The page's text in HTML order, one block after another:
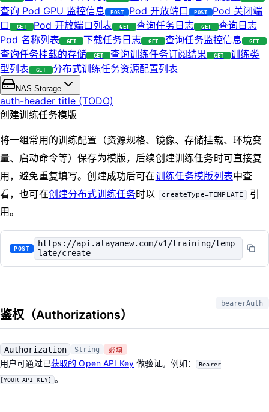
查询 Pod GPU 监控信息 POST Pod 开放端口 POST
Pod 关闭端
口
GET Pod 开放端口列表 GET 查询任务日志 GET
查询日志
Pod 名称列表
GET 下载任务日志 GET 查询任务监控信息 GET
查询任务挂载的存储 GET 查询训练任务订阅结果 GET
训练类
型列表
GET 分布式训练任务资源配置列表
NAS Storage
auth-header title (TODO)
创建训练任务模版
将一组常用的训练配置（资源规格、镜像、存储挂载、环境变
量、启动命令等）保存为模版，后续创建训练任务时可直接复
用，避免重复填写。创建成功后可在训练任务模版列表中查
看，也可在创建分布式训练任务时以 createType=TEMPLATE 引
用。
POST
https://api.alayanew.com/v1/training/temp
late/create
鉴权（Authorizations）
bearerAuth
Authorization String 必填
用户可通过已获取的 Open API Key 做验证。例如： Bearer
[YOUR_API_KEY] 。